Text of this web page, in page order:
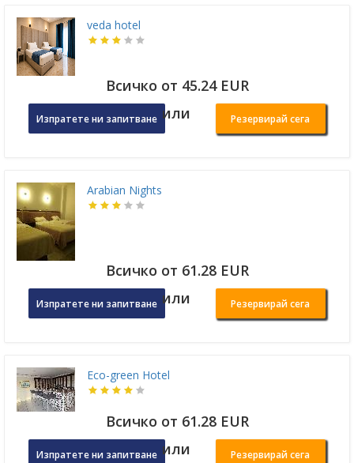
veda hotel
Всичко от 45.24 EUR
Изпратете ни запитване или Резервирай сега
Arabian Nights
Всичко от 61.28 EUR
Изпратете ни запитване или Резервирай сега
Eco-green Hotel
Всичко от 61.28 EUR
Изпратете ни запитване или Резервирай сега